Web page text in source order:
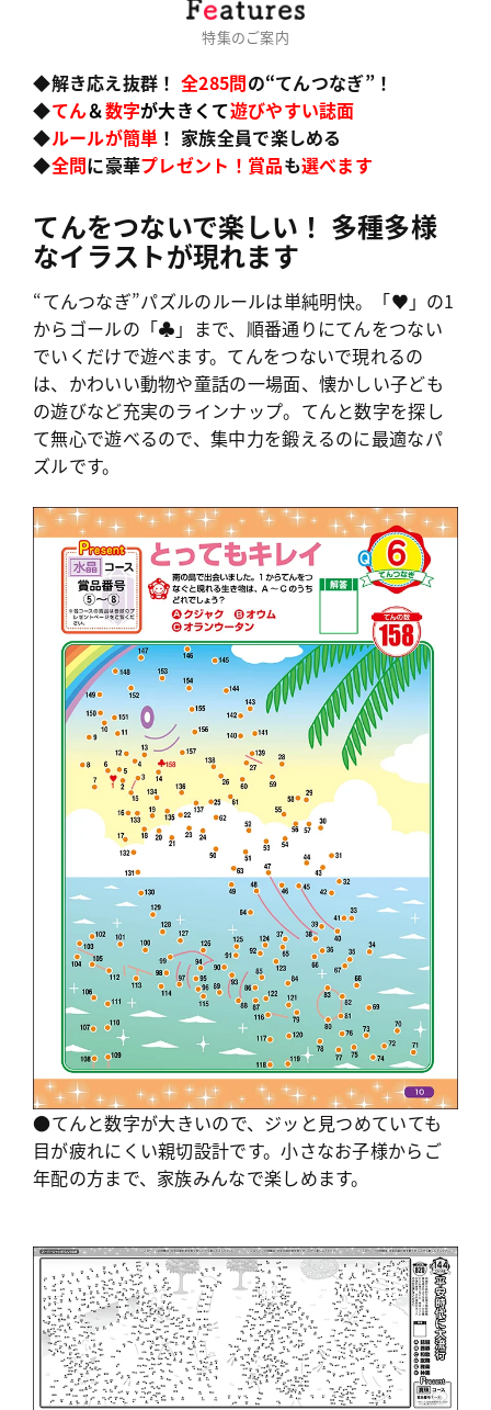
特集のご案内
◆解き応え抜群！ 全285問の“てんつなぎ”！
◆てん＆数字が大きくて遊びやすい誌面
◆ルールが簡単 ！ 家族全員で楽しめる
◆全問に豪華プレゼント ！ 賞品も選べます
てんをつないで楽しい！ 多種多様
なイラストが現れます
“てんつなぎ”パズルのルールは単純明快。「♥」の1
からゴールの「♣」まで、順番通りにてんをつない
でいくだけで遊べます。てんをつないで現れるの
は、かわいい動物や童話の一場面、懐かしい子ども
の遊びなど充実のラインナップ。てんと数字を探し
て無心で遊べるので、集中力を鍛えるのに最適なパ
ズルです。
●てんと数字が大きいので、ジッと見つめていても
目が疲れにくい親切設計です。小さなお子様からご
年配の方まで、家族みんなで楽しめます。